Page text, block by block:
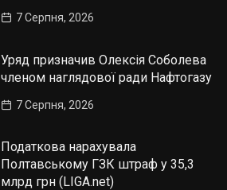
7 Серпня, 2026
Уряд призначив Олексія Соболева
членом наглядової ради Нафтогазу
7 Серпня, 2026
Податкова нарахувала
Полтавському ГЗК штраф у 35,3
млрд грн (LIGA.net)